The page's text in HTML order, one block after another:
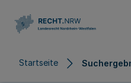
Startseite